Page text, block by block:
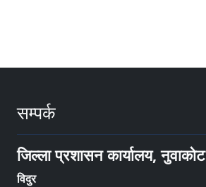
सम्पर्क
जिल्ला प्रशासन कार्यालय, नुवाकोट
विदुर